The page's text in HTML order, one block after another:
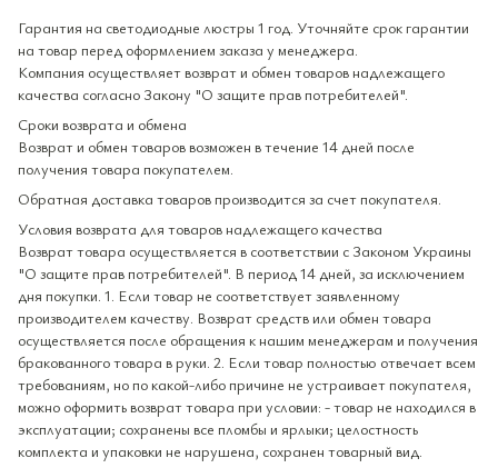
Гарантия на светодиодные люстры 1 год. Уточняйте срок гарантии
на товар перед оформлением заказа у менеджера.
Компания осуществляет возврат и обмен товаров надлежащего
качества согласно Закону "О защите прав потребителей".
Сроки возврата и обмена
Возврат и обмен товаров возможен в течение 14 дней после
получения товара покупателем.
Обратная доставка товаров производится за счет покупателя.
Условия возврата для товаров надлежащего качества
Возврат товара осуществляется в соответствии с Законом Украины
"О защите прав потребителей". В период 14 дней, за исключением
дня покупки. 1. Если товар не соответствует заявленному
производителем качеству. Возврат средств или обмен товара
осуществляется после обращения к нашим менеджерам и получения
бракованного товара в руки. 2. Если товар полностью отвечает всем
требованиям, но по какой-либо причине не устраивает покупателя,
можно оформить возврат товара при условии: - товар не находился в
эксплуатации; сохранены все пломбы и ярлыки; целостность
комплекта и упаковки не нарушена, сохранен товарный вид.